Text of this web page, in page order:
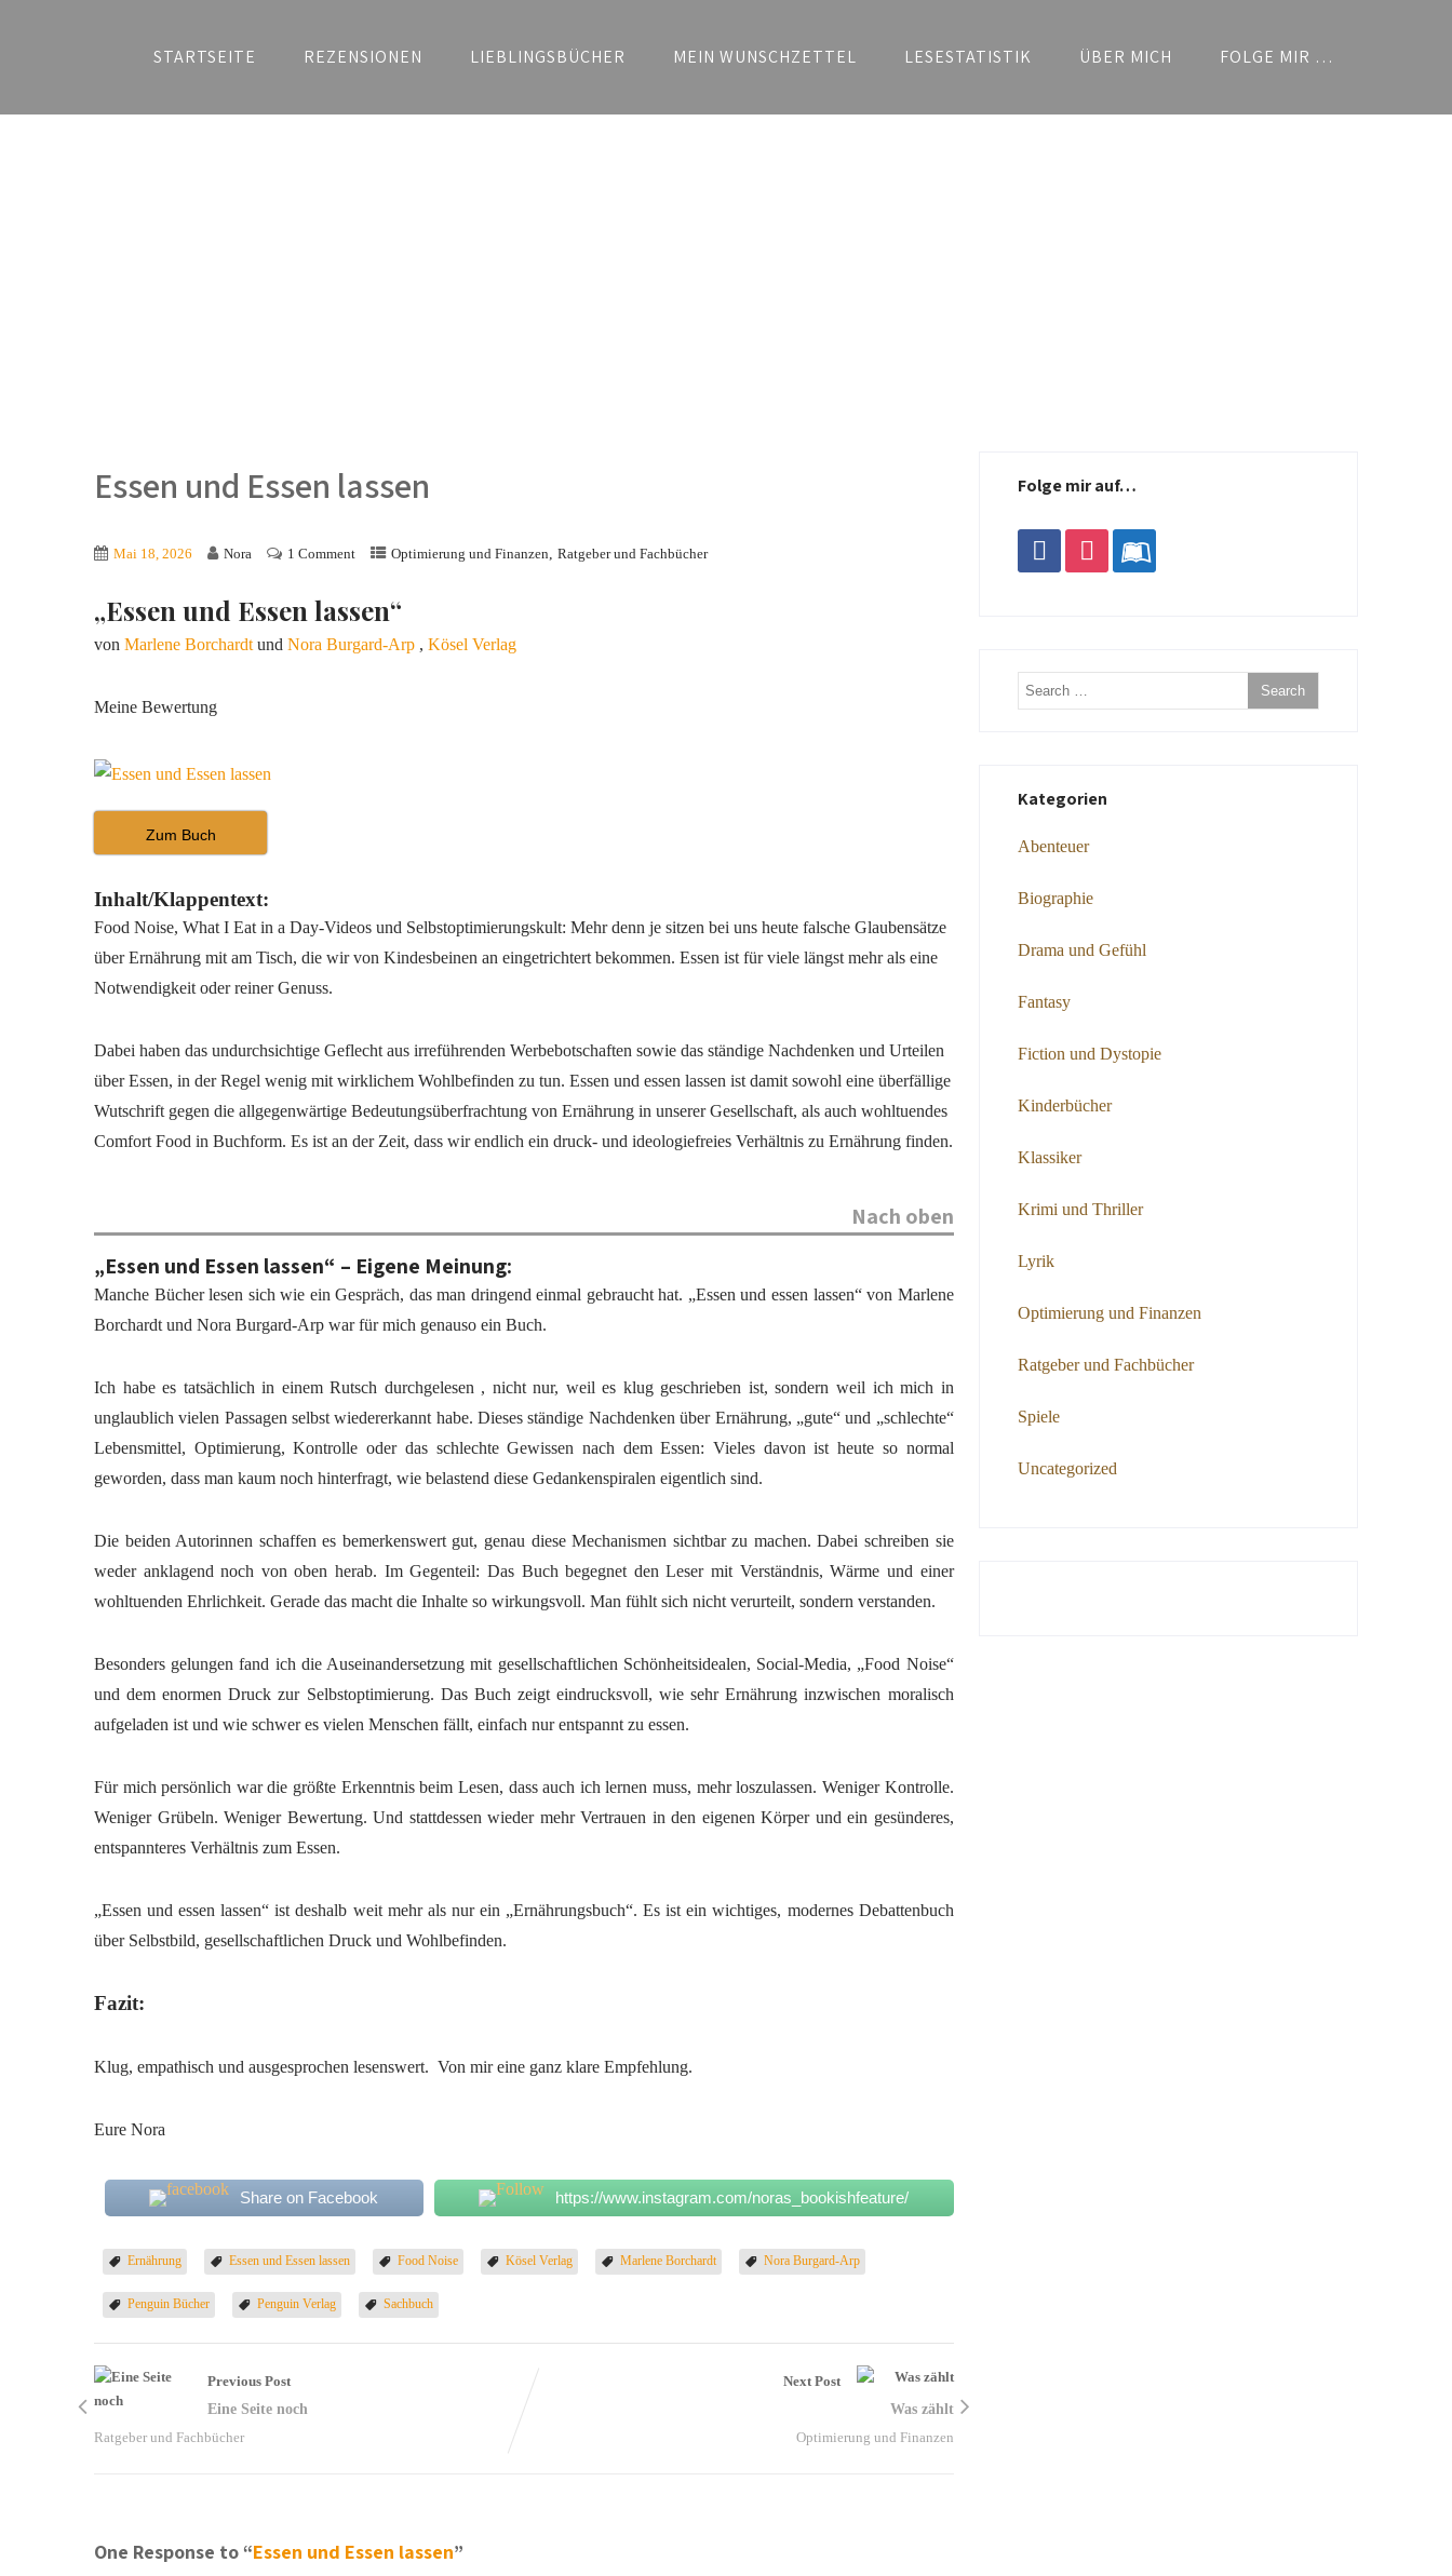
STARTSEITE REZENSIONEN LIEBLINGSBÜCHER MEIN WUNSCHZETTEL LESESTATISTIK ÜBER MICH FOLGE MIR …
Essen und Essen lassen
Mai 18, 2026 Nora 1 Comment Optimierung und Finanzen Ratgeber und Fachbücher
„Essen und Essen lassen“
von Marlene Borchardt und Nora Burgard-Arp , Kösel Verlag
Meine Bewertung
Zum Buch
Inhalt/Klappentext:
Food Noise, What I Eat in a Day-Videos und Selbstoptimierungskult: Mehr denn je sitzen bei uns heute falsche Glaubensätze
über Ernährung mit am Tisch, die wir von Kindesbeinen an eingetrichtert bekommen. Essen ist für viele längst mehr als eine
Notwendigkeit oder reiner Genuss.
Dabei haben das undurchsichtige Geflecht aus irreführenden Werbebotschaften sowie das ständige Nachdenken und Urteilen
über Essen, in der Regel wenig mit wirklichem Wohlbefinden zu tun. Essen und essen lassen ist damit sowohl eine überfällige
Wutschrift gegen die allgegenwärtige Bedeutungsüberfrachtung von Ernährung in unserer Gesellschaft, als auch wohltuendes
Comfort Food in Buchform. Es ist an der Zeit, dass wir endlich ein druck- und ideologiefreies Verhältnis zu Ernährung finden.
Nach oben
„Essen und Essen lassen“ – Eigene Meinung:
Manche Bücher lesen sich wie ein Gespräch, das man dringend einmal gebraucht hat. „Essen und essen lassen“ von Marlene
Borchardt und Nora Burgard-Arp war für mich genauso ein Buch.
Ich habe es tatsächlich in einem Rutsch durchgelesen , nicht nur, weil es klug geschrieben ist, sondern weil ich mich in
unglaublich vielen Passagen selbst wiedererkannt habe. Dieses ständige Nachdenken über Ernährung, „gute“ und „schlechte“
Lebensmittel, Optimierung, Kontrolle oder das schlechte Gewissen nach dem Essen: Vieles davon ist heute so normal
geworden, dass man kaum noch hinterfragt, wie belastend diese Gedankenspiralen eigentlich sind.
Die beiden Autorinnen schaffen es bemerkenswert gut, genau diese Mechanismen sichtbar zu machen. Dabei schreiben sie
weder anklagend noch von oben herab. Im Gegenteil: Das Buch begegnet den Leser mit Verständnis, Wärme und einer
wohltuenden Ehrlichkeit. Gerade das macht die Inhalte so wirkungsvoll. Man fühlt sich nicht verurteilt, sondern verstanden.
Besonders gelungen fand ich die Auseinandersetzung mit gesellschaftlichen Schönheitsidealen, Social-Media, „Food Noise“
und dem enormen Druck zur Selbstoptimierung. Das Buch zeigt eindrucksvoll, wie sehr Ernährung inzwischen moralisch
aufgeladen ist und wie schwer es vielen Menschen fällt, einfach nur entspannt zu essen.
Für mich persönlich war die größte Erkenntnis beim Lesen, dass auch ich lernen muss, mehr loszulassen. Weniger Kontrolle.
Weniger Grübeln. Weniger Bewertung. Und stattdessen wieder mehr Vertrauen in den eigenen Körper und ein gesünderes,
entspannteres Verhältnis zum Essen.
„Essen und essen lassen“ ist deshalb weit mehr als nur ein „Ernährungsbuch“. Es ist ein wichtiges, modernes Debattenbuch
über Selbstbild, gesellschaftlichen Druck und Wohlbefinden.
Fazit:
Klug, empathisch und ausgesprochen lesenswert. Von mir eine ganz klare Empfehlung.
Eure Nora
Share on Facebook https://www.instagram.com/noras_bookishfeature/
Ernährung Essen und Essen lassen Food Noise Kösel Verlag Marlene Borchardt Nora Burgard-Arp
Penguin Bücher Penguin Verlag Sachbuch
Previous Post
Eine Seite noch
Ratgeber und Fachbücher
Next Post
Was zählt
Optimierung und Finanzen
One Response to “Essen und Essen lassen”
Folge mir auf…
facebookinstagramleanpub
Kategorien
Abenteuer
Biographie
Drama und Gefühl
Fantasy
Fiction und Dystopie
Kinderbücher
Klassiker
Krimi und Thriller
Lyrik
Optimierung und Finanzen
Ratgeber und Fachbücher
Spiele
Uncategorized